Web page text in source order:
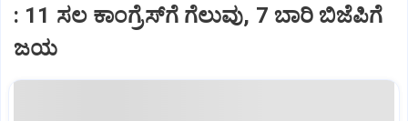
: 11 ಸಲ ಕಾಂಗ್ರೆಸ್‌ಗೆ ಗೆಲುವು, 7 ಬಾರಿ ಬಿಜೆಪಿಗೆ
ಜಯ